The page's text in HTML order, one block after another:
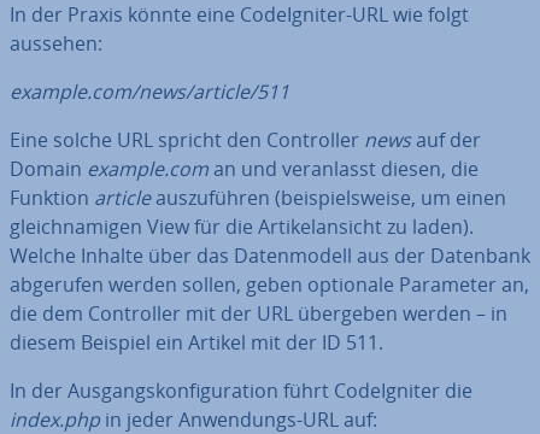
In der Praxis könnte eine Cod­e­Ig­ni­ter-URL wie folgt
aussehen:
example.com/news/article/511
Eine solche URL spricht den Con­trol­ler newsauf der
Domain example.coman und ver­an­lasst diesen, die
Funktion articleaus­zu­füh­ren (bei­spiels­wei­se, um einen
gleich­na­mi­gen View für die Ar­ti­kel­an­sicht zu laden).
Welche Inhalte über das Da­ten­mo­dell aus der Datenbank
abgerufen werden sollen, geben optionale Parameter an,
die dem Con­trol­ler mit der URL übergeben werden – in
diesem Beispiel ein Artikel mit der ID 511.
In der Aus­gangs­kon­fi­gu­ra­ti­on führt Cod­e­Ig­ni­ter die
index.php in jeder An­wen­dungs-URL auf: